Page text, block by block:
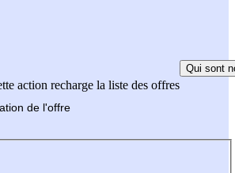
action recharge la liste des offres
Qui sont
de l'offre